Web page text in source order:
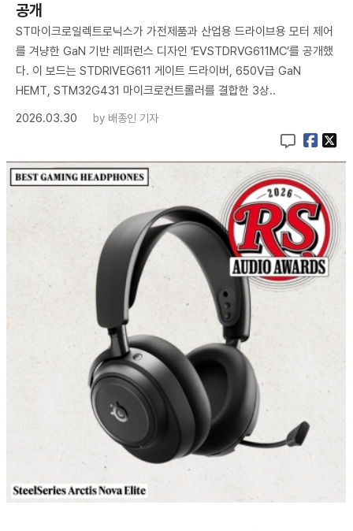
공개
ST마이크로일렉트로닉스가 가전제품과 산업용 드라이브용 모터 제어
를 겨냥한 GaN 기반 레퍼런스 디자인 ‘EVSTDRVG611MC’를 공개했
다. 이 보드는 STDRIVEG611 게이트 드라이버, 650V급 GaN
HEMT, STM32G431 마이크로컨트롤러를 결합한 3상..
2026.03.30
by 배종인 기자